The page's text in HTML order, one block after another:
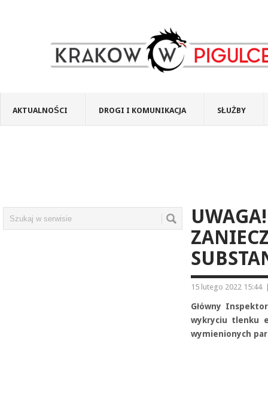
AKTUALNOŚCI DROGI I KOMUNIKACJA SŁUŻBY
15 lutego 2022 15:44
Główny
wykryciu tlenku
wymienionych